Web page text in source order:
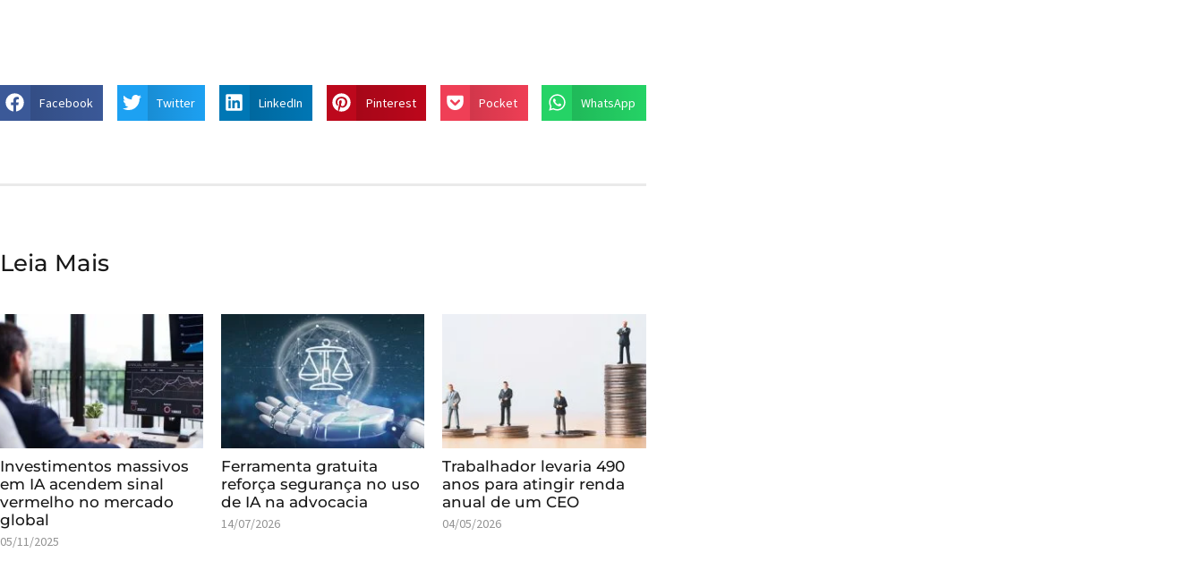
Facebook Twitter LinkedIn Pinterest Pocket WhatsApp
Leia Mais
Investimentos massivos
em IA acendem sinal
vermelho no mercado
global
05/11/2025
Ferramenta gratuita
reforça segurança no uso
de IA na advocacia
14/07/2026
Trabalhador levaria 490
anos para atingir renda
anual de um CEO
04/05/2026